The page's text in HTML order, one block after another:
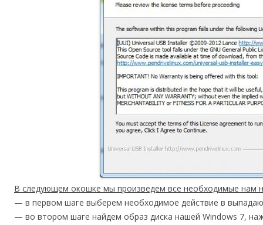
В следующем окошке мы произведем все необходимые нам
— в первом шаге выберем необходимое действие в
— во втором шаге найдем образ диска нашей Windows 7,